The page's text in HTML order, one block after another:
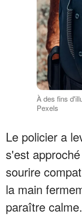
À des fins
Pexels
Le policier a
s'est
sourire
la main
paraître calme.